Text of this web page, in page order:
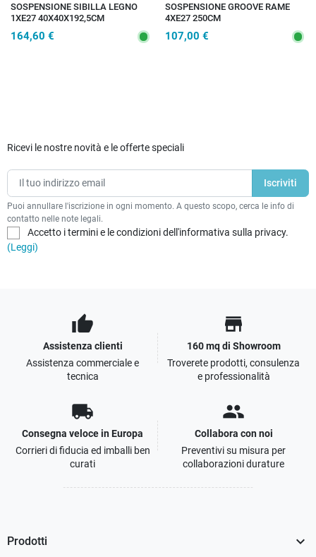
SOSPENSIONE SIBILLA LEGNO
1XE27 40X40X192,5CM
164,60 €
SOSPENSIONE GROOVE RAME
4XE27 250CM
107,00 €
Ricevi le nostre novità e le offerte speciali
Puoi annullare l'iscrizione in ogni momento. A questo scopo, cerca le info di
contatto nelle note legali.
Accetto i termini e le condizioni dell'informativa sulla privacy.
(Leggi)
thumb_up
Assistenza clienti
Assistenza commerciale e
tecnica
store
160 mq di Showroom
Troverete prodotti, consulenza
e professionalità
local_shipping
Consegna veloce in Europa
Corrieri di fiducia ed imballi ben
curati
people
Collabora con noi
Preventivi su misura per
collaborazioni durature
Prodotti 